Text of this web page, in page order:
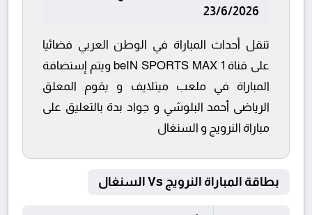
23/6/2026
تنقل أحداث المباراة في الوطن العربي فضائيا
على قناة beIN SPORTS MAX 1 ويتم إستضافة
المباراة في ملعب ميتلايف و يقوم المعلق
الرياضى أحمد البلوشي و جواد بدة بالتعليق على
مباراة النرويج و السنغال
بطاقة المباراة النرويج Vs السنغال